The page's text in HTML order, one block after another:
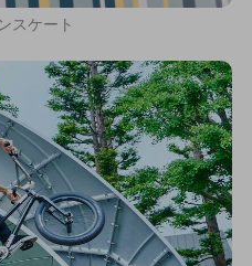
スケート